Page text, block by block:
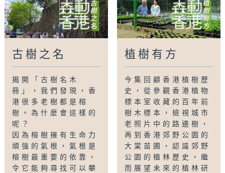
古樹之名
揭開「古樹名木
冊」，我們發現，香
港很多老樹都是榕
樹。為什麼會這樣的
呢？
因為榕樹擁有生命力
頑強的氣根，氣根是
榕樹最重要的依靠，
令它能夠尋找可以攀
植樹有方
今集回顧香港植樹歷
史，從參觀香港植物
標本室收藏的百年前
樹木標本，檢視城市
老照片中的路邊樹，
再到香港郊野公園的
大棠苗圃，認識郊野
公園的植林歷史，繼
而展望未來的植林研